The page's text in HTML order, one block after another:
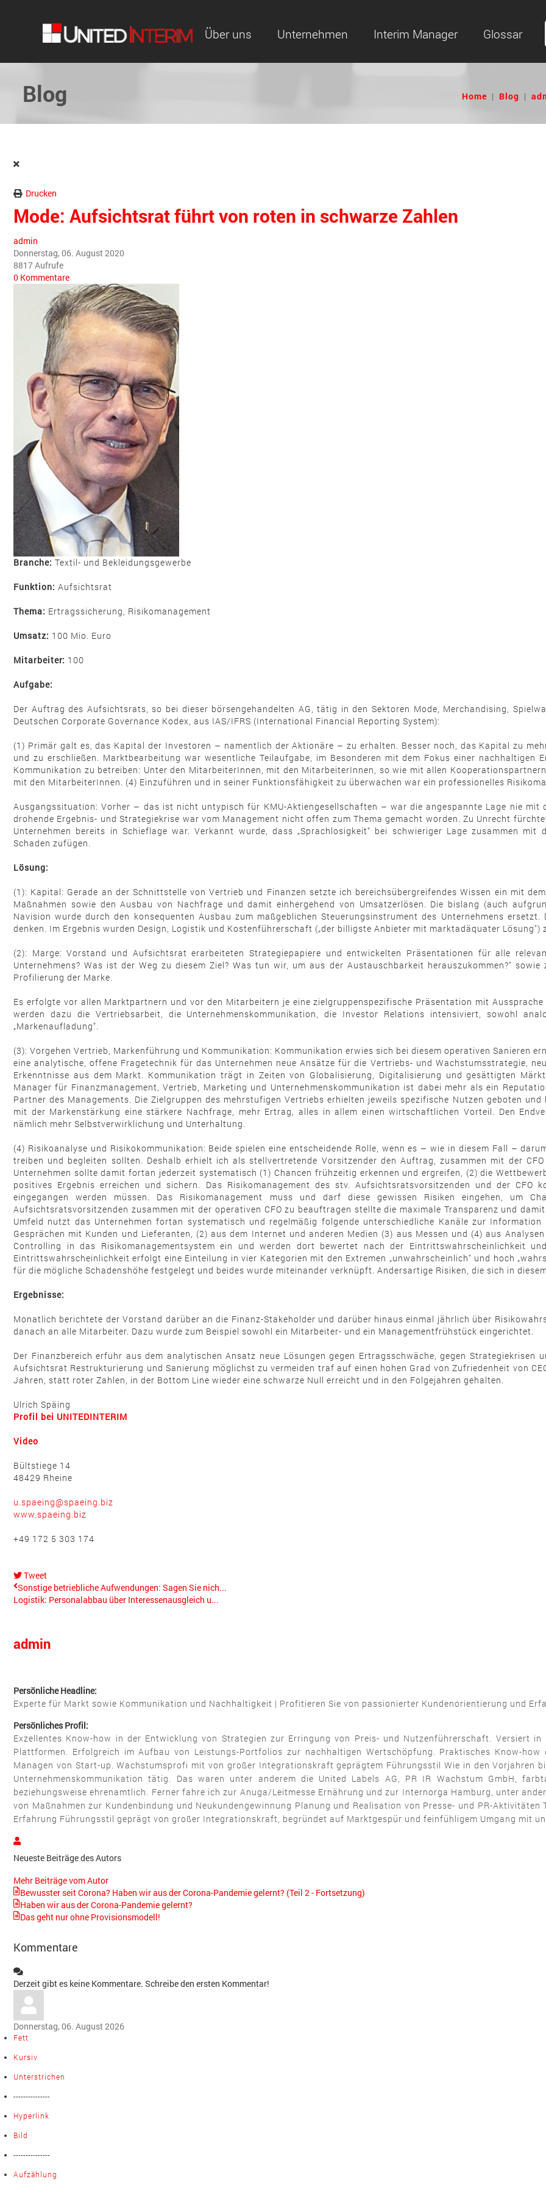
Über uns Unternehmen Interim Manager Glossar
Blog Home | Blog |
Drucken
Mode: Aufsichtsrat führt von roten in schwarze Zahlen
admin
Donnerstag, 06. August 2020
8817 Aufrufe
0 Kommentare
Branche: Textil- und Bekleidungsgewerbe
Funktion: Aufsichtsrat
Thema: Ertragssicherung, Risikomanagement
Umsatz: 100 Mio. Euro
Mitarbeiter: 100
Aufgabe:
Der Auftrag des Aufsichtsrats, so bei dieser börsengehandelten AG, tätig in den Sektoren Mode, Merchandising,
Deutschen Corporate Governance Kodex, aus IAS/IFRS (International Financial Reporting System):
(1) Primär galt es, das Kapital der Investoren – namentlich der Aktionäre – zu erhalten. Besser noch, das Kapital zu
und zu erschließen. Marktbearbeitung war wesentliche Teilaufgabe, im Besonderen mit dem Fokus einer
Kommunikation zu betreiben: Unter den MitarbeiterInnen, mit den MitarbeiterInnen, so wie mit allen
mit den MitarbeiterInnen. (4) Einzuführen und in seiner Funktionsfähigkeit zu überwachen war ein professionelles
Ausgangssituation: Vorher – das ist nicht untypisch für KMU-Aktiengesellschaften – war die angespannte Lage nie
drohende Ergebnis- und Strategiekrise war vom Management nicht offen zum Thema gemacht worden. Zu Unrecht
Unternehmen bereits in Schieflage war. Verkannt wurde, dass „Sprachlosigkeit" bei schwieriger Lage zusammen mit
Schaden zufügen.
Lösung:
(1): Kapital: Gerade an der Schnittstelle von Vertrieb und Finanzen setzte ich bereichsübergreifendes Wissen ein mit
Maßnahmen sowie den Ausbau von Nachfrage und damit einhergehend von Umsatzerlösen. Die bislang (auch
Navision wurde durch den konsequenten Ausbau zum maßgeblichen Steuerungsinstrument des Unternehmens
denken. Im Ergebnis wurden Design, Logistik und Kostenführerschaft („der billigste Anbieter mit marktadäquater Lösung")
(2): Marge: Vorstand und Aufsichtsrat erarbeiteten Strategiepapiere und entwickelten Präsentationen für alle
Unternehmens? Was ist der Weg zu diesem Ziel? Was tun wir, um aus der Austauschbarkeit herauszukommen?"
Profilierung der Marke.
Es erfolgte vor allen Marktpartnern und vor den Mitarbeitern je eine zielgruppenspezifische Präsentation mit
werden dazu die Vertriebsarbeit, die Unternehmenskommunikation, die Investor Relations intensiviert, sowohl
„Markenaufladung".
(3): Vorgehen Vertrieb, Markenführung und Kommunikation: Kommunikation erwies sich bei diesem operativen Sanieren
eine analytische, offene Fragetechnik für das Unternehmen neue Ansätze für die Vertriebs- und Wachstumsstrategie,
Erkenntnisse aus dem Markt. Kommunikation trägt in Zeiten von Globalisierung, Digitalisierung und gesättigten
Manager für Finanzmanagement, Vertrieb, Marketing und Unternehmenskommunikation ist dabei mehr als ein
Partner des Managements. Die Zielgruppen des mehrstufigen Vertriebs erhielten jeweils spezifische Nutzen geboten
mit der Markenstärkung eine stärkere Nachfrage, mehr Ertrag, alles in allem einen wirtschaftlichen Vorteil. Den
nämlich mehr Selbstverwirklichung und Unterhaltung.
(4) Risikoanalyse und Risikokommunikation: Beide spielen eine entscheidende Rolle, wenn es – wie in diesem Fall –
treiben und begleiten sollten. Deshalb erhielt ich als stellvertretende Vorsitzender den Auftrag, zusammen mit der
Unternehmen sollte damit fortan jederzeit systematisch (1) Chancen frühzeitig erkennen und ergreifen, (2) die
positives Ergebnis erreichen und sichern. Das Risikomanagement des stv. Aufsichtsratsvorsitzenden und der CFO
eingegangen werden müssen. Das Risikomanagement muss und darf diese gewissen Risiken eingehen, um
Aufsichtsratsvorsitzenden zusammen mit der operativen CFO zu beauftragen stellte die maximale Transparenz und
Umfeld nutzt das Unternehmen fortan systematisch und regelmäßig folgende unterschiedliche Kanäle zur
Gesprächen mit Kunden und Lieferanten, (2) aus dem Internet und anderen Medien (3) aus Messen und (4) aus
Controlling in das Risikomanagementsystem ein und werden dort bewertet nach der Eintrittswahrscheinlichkeit
Eintrittswahrscheinlichkeit erfolgt eine Einteilung in vier Kategorien mit den Extremen „unwahrscheinlich" und hoch
für die mögliche Schadenshöhe festgelegt und beides wurde miteinander verknüpft. Andersartige Risiken, die sich in
Ergebnisse:
Monatlich berichtete der Vorstand darüber an die Finanz-Stakeholder und darüber hinaus einmal jährlich über
danach an alle Mitarbeiter. Dazu wurde zum Beispiel sowohl ein Mitarbeiter- und ein Managementfrühstück eingerichtet.
Der Finanzbereich erfuhr aus dem analytischen Ansatz neue Lösungen gegen Ertragsschwäche, gegen
Aufsichtsrat Restrukturierung und Sanierung möglichst zu vermeiden traf auf einen hohen Grad von Zufriedenheit von
Jahren, statt roter Zahlen, in der Bottom Line wieder eine schwarze Null erreicht und in den Folgejahren gehalten.
Ulrich Späing
Profil bei UNITEDINTERIM
Video
Bültstiege 14
48429 Rheine
u.spaeing@spaeing.biz
www.spaeing.biz
+49 172 5 303 174
Tweet
pinterest
Sonstige betriebliche Aufwendungen: Sagen Sie nich...
Logistik: Personalabbau über Interessenausgleich u...
admin
Persönliche Headline:
Experte für Markt sowie Kommunikation und Nachhaltigkeit | Profitieren Sie von passionierter Kundenorientierung und
Persönliches Profil:
Exzellentes Know-how in der Entwicklung von Strategien zur Erringung von Preis- und Nutzenführerschaft. Versiert
Plattformen. Erfolgreich im Aufbau von Leistungs-Portfolios zur nachhaltigen Wertschöpfung. Praktisches Know-
Managen von Start-up. Wachstumsprofi mit von großer Integrationskraft geprägtem Führungsstil Wie in den Vorjahren
Unternehmenskommunikation tätig. Das waren unter anderem die United Labels AG, PR IR Wachstum GmbH,
beziehungsweise ehrenamtlich. Ferner fahre ich zur Anuga/Leitmesse Ernährung und zur Internorga Hamburg, unter
von Maßnahmen zur Kundenbindung und Neukundengewinnung Planung und Realisation von Presse- und PR-
Erfahrung Führungsstil geprägt von großer Integrationskraft, begründet auf Marktgespür und feinfühligem Umgang mit
admin
Neueste Beiträge des Autors
Mehr Beiträge vom Autor
Bewusster seit Corona? Haben wir aus der Corona-Pandemie gelernt? (Teil 2 - Fortsetzung)
Haben wir aus der Corona-Pandemie gelernt?
Das geht nur ohne Provisionsmodell!
Kommentare
Derzeit gibt es keine Kommentare. Schreibe den ersten Kommentar!
Donnerstag, 06. August 2026
Fett
Kursiv
Unterstrichen
---------------
Hyperlink
Bild
---------------
Aufzählung